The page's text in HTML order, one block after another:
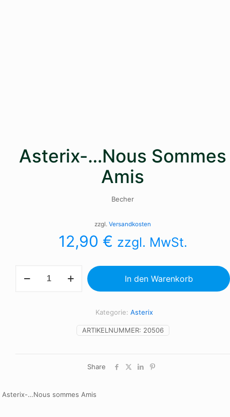
Asterix-…Nous Sommes
Amis
Becher
zzgl. Versandkosten
12,90 € zzgl. MwSt.
Sommes
In den Warenkorb
ARTIKELNUMMER: 20506
Kategorie: Asterix
Share
Asterix-…Nous sommes Amis